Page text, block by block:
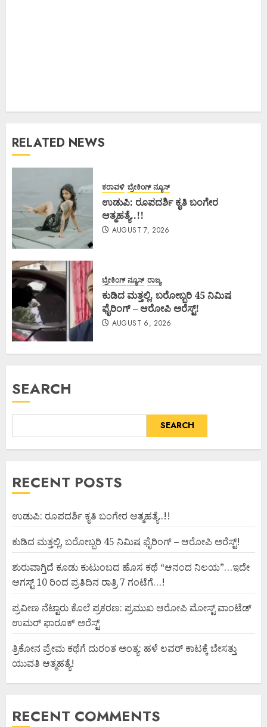
RELATED NEWS
ಕರಾವಳಿ ಬ್ರೇಕಿಂಗ್ ನ್ಯೂಸ್
ಉಡುಪಿ: ರೂಪದರ್ಶಿ ಕೃತಿ ಬಂಗೇರ
ಆತ್ಮಹತ್ಯೆ..!!
AUGUST 7, 2026
ಬ್ರೇಕಿಂಗ್ ನ್ಯೂಸ್ ರಾಜ್ಯ
ಕುಡಿದ ಮತ್ತಲ್ಲಿ, ಬರೋಬ್ಬರಿ 45 ನಿಮಿಷ
ಫೈರಿಂಗ್ – ಆರೋಪಿ ಅರೆಸ್ಟ್!
AUGUST 6, 2026
SEARCH
SEARCH
RECENT POSTS
ಉಡುಪಿ: ರೂಪದರ್ಶಿ ಕೃತಿ ಬಂಗೇರ ಆತ್ಮಹತ್ಯೆ..!!
ಕುಡಿದ ಮತ್ತಲ್ಲಿ, ಬರೋಬ್ಬರಿ 45 ನಿಮಿಷ ಫೈರಿಂಗ್ – ಆರೋಪಿ ಅರೆಸ್ಟ್!
ಶುರುವಾಗ್ತಿದೆ ಕೂಡು ಕುಟುಂಬದ ಹೊಸ ಕಥೆ “ಆನಂದ ನಿಲಯ”…ಇದೇ
ಆಗಸ್ಟ್ 10 ರಿಂದ ಪ್ರತಿದಿನ ರಾತ್ರಿ 7 ಗಂಟೆಗೆ…!
ಪ್ರವೀಣ ನೆಟ್ಟಾರು ಕೊಲೆ ಪ್ರಕರಣ: ಪ್ರಮುಖ ಆರೋಪಿ ಮೋಸ್ಟ್ ವಾಂಟೆಡ್
ಉಮರ್ ಫಾರೂಕ್ ಅರೆಸ್ಟ್
ತ್ರಿಕೋನ ಪ್ರೇಮ ಕಥೆಗೆ ದುರಂತ ಅಂತ್ಯ: ಹಳೆ ಲವರ್ ಕಾಟಕ್ಕೆ ಬೇಸತ್ತು
ಯುವತಿ ಆತ್ಮಹತ್ಯೆ!
RECENT COMMENTS